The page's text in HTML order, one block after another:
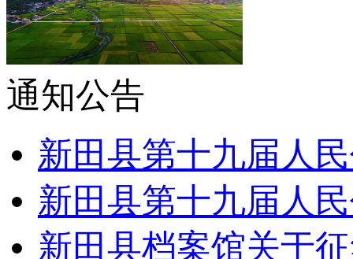
通知公告
新田县第十九届人
新田县第十九届人
新田县档案馆关于